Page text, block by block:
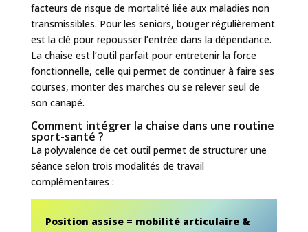
facteurs de risque de mortalité liée aux maladies non
transmissibles. Pour les seniors, bouger régulièrement
est la clé pour repousser l’entrée dans la dépendance.
La chaise est l’outil parfait pour entretenir la force
fonctionnelle, celle qui permet de continuer à faire ses
courses, monter des marches ou se relever seul de
son canapé.
Comment intégrer la chaise dans une routine
sport-santé ?
La polyvalence de cet outil permet de structurer une
séance selon trois modalités de travail
complémentaires :
Position assise = mobilité articulaire &